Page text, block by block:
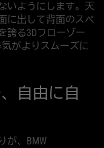
いようにします。天
に出して背面のスペ
誇る3Dフローゾー
気がよりスムーズに
自由に自
が、BMW